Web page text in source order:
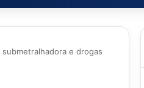
e drogas